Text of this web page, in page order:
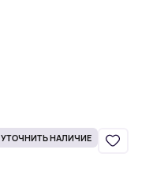
УТОЧНИТЬ НАЛИЧИЕ